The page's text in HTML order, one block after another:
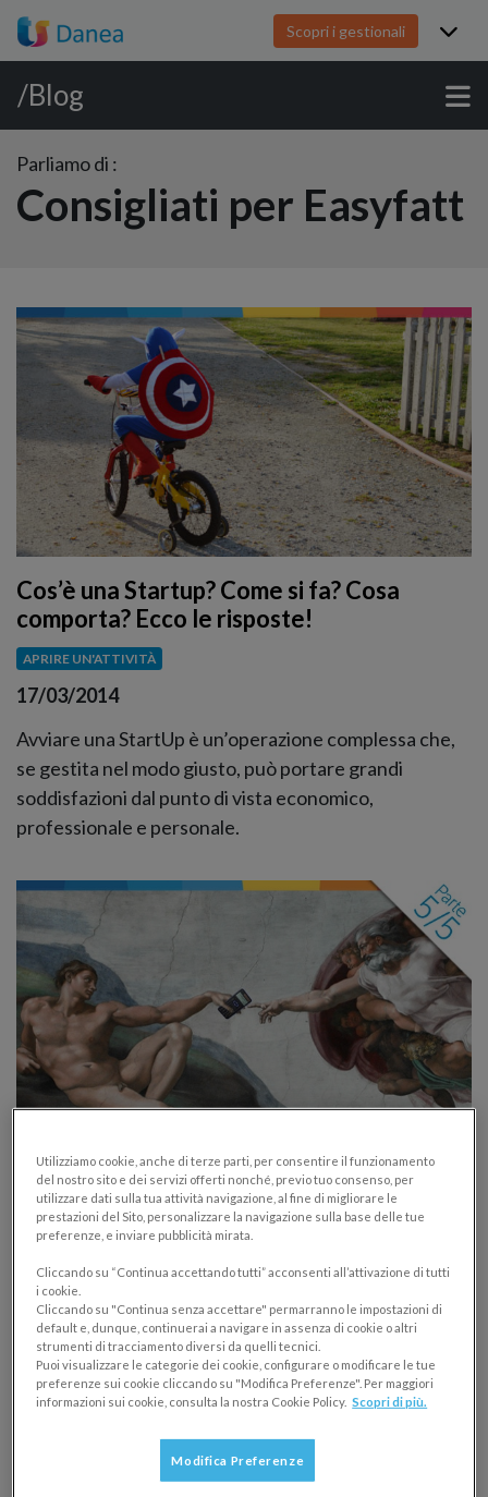
Scopri i gestionali
/Blog
Parliamo di :
Consigliati per Easyfatt
Cos’è una Startup? Come si fa? Cosa
comporta? Ecco le risposte!
APRIRE UN'ATTIVITÀ
17/03/2014
Avviare una StartUp è un’operazione complessa che,
se gestita nel modo giusto, può portare grandi
soddisfazioni dal punto di vista economico,
professionale e personale.
Nuovo Regime dei Minimi: quanto dura e
quanto può durare
FORFETTARI METTERSI IN PROPRIO
10/03/2014
La durata della permanenza nel Regime dei Minimi ha
alcune variabili da prendere in considerazione, ecco
quali. Ci sono inoltre anche delle “possibili” novità
provenienti dall’Unione Europea, scopriamo quali!
Utilizziamo cookie, anche di terze parti, per consentire il funzionamento
del nostro sito e dei servizi offerti nonché, previo tuo consenso, per
utilizzare dati sulla tua attività navigazione, al fine di migliorare le
prestazioni del Sito, personalizzare la navigazione sulla base delle tue
preferenze, e inviare pubblicità mirata.
Cliccando su “Continua accettando tutti” acconsenti all’attivazione di tutti
i cookie.
Cliccando su "Continua senza accettare" permarranno le impostazioni di
default e, dunque, continuerai a navigare in assenza di cookie o altri
strumenti di tracciamento diversi da quelli tecnici.
Puoi visualizzare le categorie dei cookie, configurare o modificare le tue
preferenze sui cookie cliccando su "Modifica Preferenze". Per maggiori
informazioni sui cookie, consulta la nostra Cookie Policy. Scopri di più.
Modifica Preferenze